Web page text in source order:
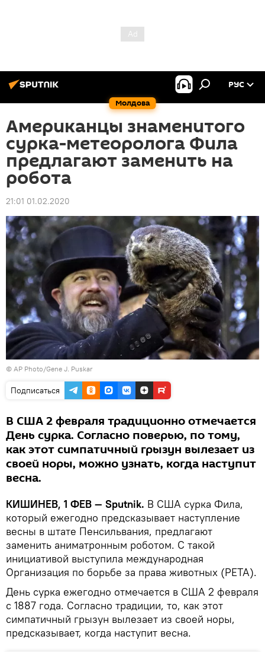
Молдова
РУС
Американцы знаменитого
сурка-метеоролога Фила
предлагают заменить на
робота
21:01 01.02.2020
© AP Photo/Gene J. Puskar
Подписаться
В США 2 февраля традиционно отмечается
День сурка. Согласно поверью, по тому,
как этот симпатичный грызун вылезает из
своей норы, можно узнать, когда наступит
весна.
КИШИНЕВ, 1 ФЕВ — Sputnik. В США сурка Фила,
который ежегодно предсказывает наступление
весны в штате Пенсильвания, предлагают
заменить аниматронным роботом. С такой
инициативой выступила международная
Организация по борьбе за права животных (PETA).
День сурка ежегодно отмечается в США 2 февраля
с 1887 года. Согласно традиции, то, как этот
симпатичный грызун вылезает из своей норы,
предсказывает, когда наступит весна.